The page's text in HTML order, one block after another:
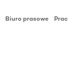
Biuro prasowe